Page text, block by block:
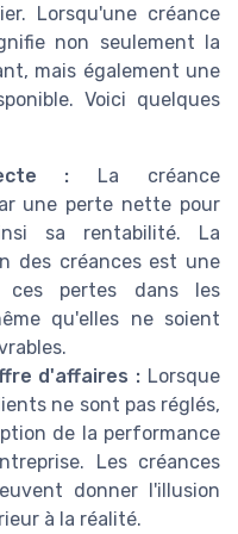
Lorsqu'une créance
non seulement la
mais également une
Voici quelques
: La créance
une perte nette pour
sa rentabilité. La
des créances est une
ces pertes dans les
qu'elles ne soient
d'affaires : Lorsque
ne sont pas réglés,
de la performance
Les créances
donner l'illusion
à la réalité.